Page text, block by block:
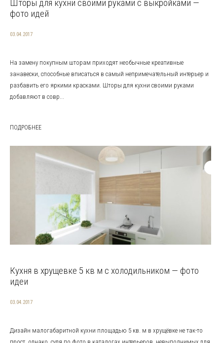
Шторы для кухни своими руками с выкройками —
фото идей
03.04.2017
На замену покупным шторам приходят необычные креативные
занавески, способные вписаться в самый непримечательный интерьер и
разбавить его яркими красками. Шторы для кухни своими руками
добавляют в совр...
ПОДРОБНЕЕ
Кухня в хрущевке 5 кв м с холодильником — фото
идеи
03.04.2017
Дизайн малогабаритной кухни площадью 5 кв. м в хрущёвке не так-то